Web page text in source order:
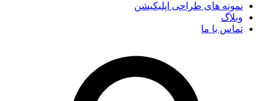
نمونه های طراحی اپلیکیشن
وبلاگ
تماس با ما